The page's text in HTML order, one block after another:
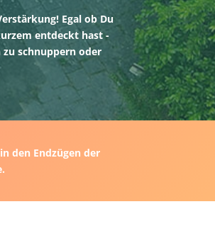
Egal ob Du
entdeckt hast -
schnuppern oder
den Endzügen der